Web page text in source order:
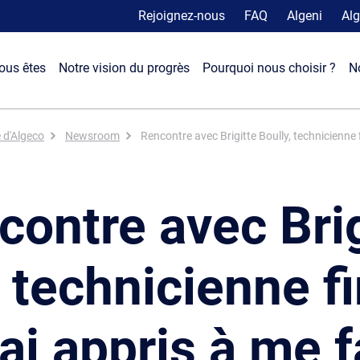
Rejoignez-nous FAQ Algeni
êtes Notre vision du progrès Pourquoi nous choisir ?
Newsroom Rencontre avec Brigitte Boully,
avec
technicienne